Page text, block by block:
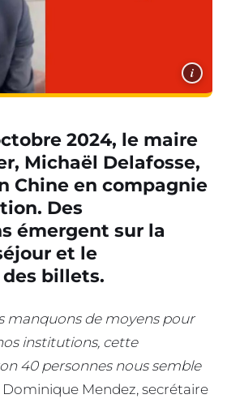
i
2024, le maire
Michaël Delafosse,
Chine en compagnie
Des
émergent sur la
et le
billets.
manquons de moyens pour
institutions, cette
40 personnes nous semble
Mendez, secrétaire